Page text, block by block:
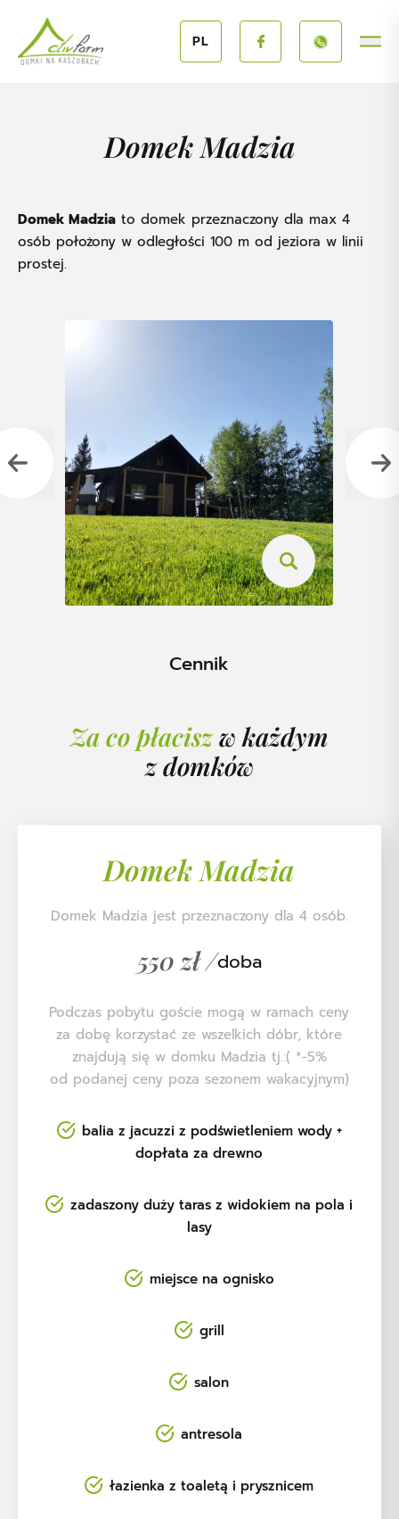
PL
Domek Madzia
Domek Madzia to domek przeznaczony dla max 4
osób położony w odległości 100 m od jeziora w linii
prostej.
Cennik
Za co płaciszw każdym
z domków
Domek Madzia
Domek Madzia jest przeznaczony dla 4 osób.
550 zł /doba
Podczas pobytu goście mogą w ramach ceny
za dobę korzystać ze wszelkich dóbr, które
znajdują się w domku Madzia tj.:( *-5%
od podanej ceny poza sezonem wakacyjnym)
balia z jacuzzi z podświetleniem wody +
dopłata za drewno
zadaszony duży taras z widokiem na pola i
lasy
miejsce na ognisko
grill
salon
antresola
łazienka z toaletą i prysznicem